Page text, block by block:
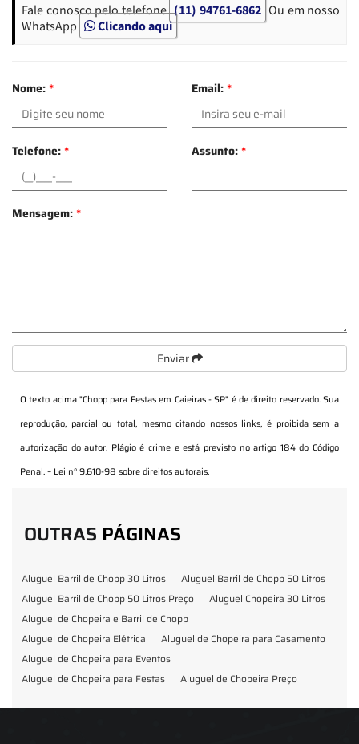
Fale conosco pelo telefone (11) 94761-6862 Ou em nosso
WhatsApp
Clicando aqui
Nome:* Email:*
Telefone:* Assunto:*
Mensagem:*
Enviar
O texto acima "Chopp para Festas em Caieiras - SP" é de direito reservado. Sua
reprodução, parcial ou total, mesmo citando nossos links, é proibida sem a
autorização do autor. Plágio é crime e está previsto no artigo 184 do Código
Penal. – Lei n° 9.610-98 sobre direitos autorais.
OUTRAS PÁGINAS
Aluguel Barril de Chopp 30 Litros
Aluguel Barril de Chopp 50 Litros
Aluguel Barril de Chopp 50 Litros Preço
Aluguel Chopeira 30 Litros
Aluguel de Chopeira e Barril de Chopp
Aluguel de Chopeira Elétrica
Aluguel de Chopeira para Casamento
Aluguel de Chopeira para Eventos
Aluguel de Chopeira para Festas
Aluguel de Chopeira Preço